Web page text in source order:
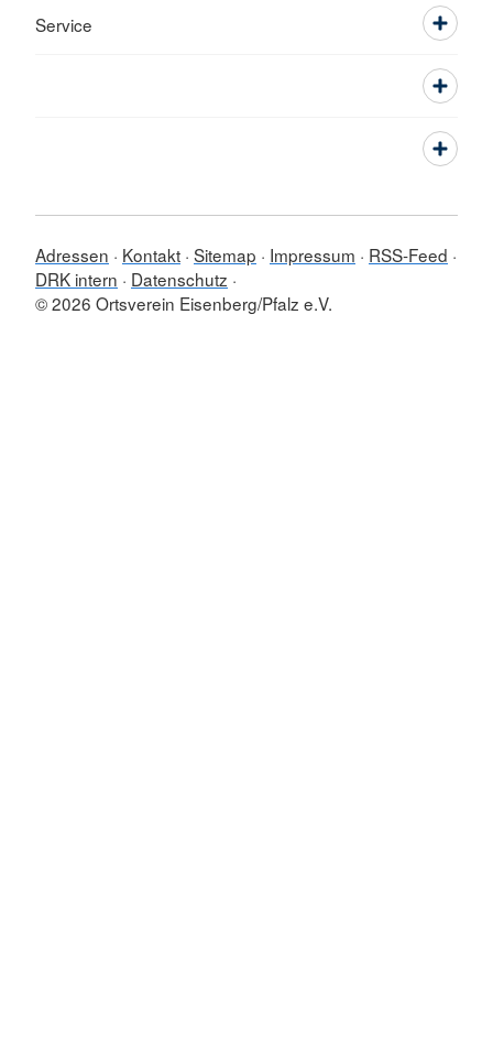
Service
Adressen Kontakt Sitemap Impressum
RSS-Feed
DRK intern
Datenschutz
© 2026 Ortsverein Eisenberg/Pfalz e.V.